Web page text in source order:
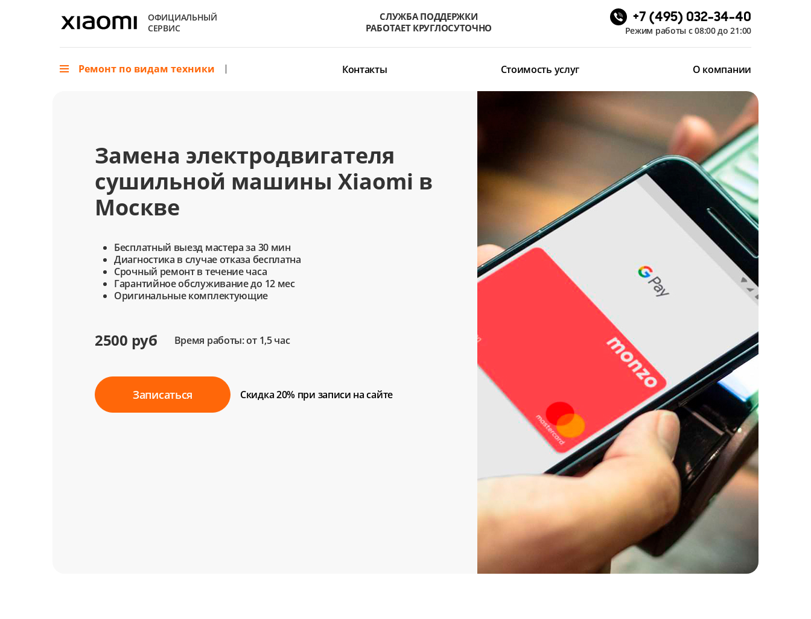
ОФИЦИАЛЬНЫЙ
СЕРВИС
СЛУЖБА ПОДДЕРЖКИ
РАБОТАЕТ КРУГЛОСУТОЧНО
+7 (495) 032-34-40
Режим работы с 08:00 до 21:00
Ремонт по видам техники Контакты Стоимость услуг О компании
Замена электродвигателя
сушильной машины Xiaomi в
Москве
Бесплатный выезд мастера за 30 мин
Диагностика в случае отказа бесплатна
Срочный ремонт в течение часа
Гарантийное обслуживание до 12 мес
Оригинальные комплектующие
2500 руб Время работы: от 1,5 час
Записаться Скидка 20% при записи на сайте